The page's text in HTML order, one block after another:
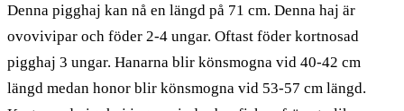
Denna pigghaj kan nå en längd på 71 cm. Denna haj är
ovovivipar och föder 2-4 ungar. Oftast föder kortnosad
pigghaj 3 ungar. Hanarna blir könsmogna vid 40-42 cm
längd medan honor blir könsmogna vid 53-57 cm längd.